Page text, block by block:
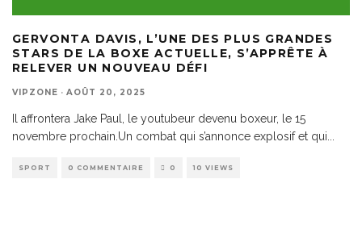
GERVONTA DAVIS, L’UNE DES PLUS GRANDES
STARS DE LA BOXE ACTUELLE, S’APPRÊTE À
RELEVER UN NOUVEAU DÉFI
VIPZONE · AOÛT 20, 2025
Il affrontera Jake Paul, le youtubeur devenu boxeur, le 15
novembre prochain.Un combat qui s’annonce explosif et qui...
SPORT 0 COMMENTAIRE 0 10 VIEWS